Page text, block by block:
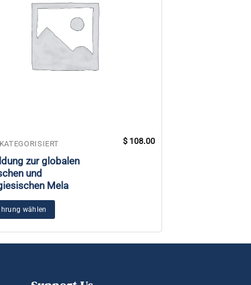
zur globalen
und
Mela
$ 108.00
wählen